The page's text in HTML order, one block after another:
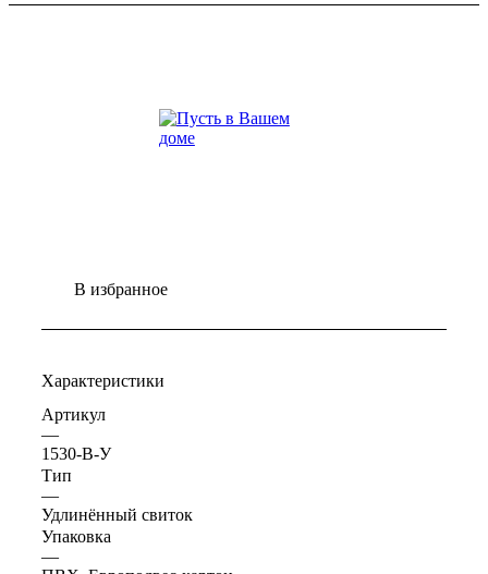
В избранное
Характеристики
Артикул
—
1530-В-У
Тип
—
Удлинённый свиток
Упаковка
—